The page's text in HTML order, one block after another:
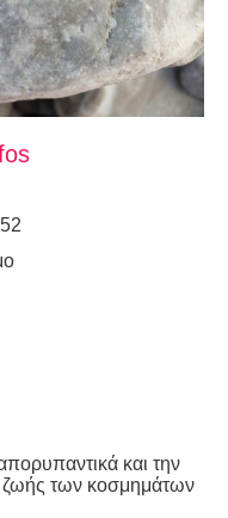
και την
ζωής των κοσμημάτων